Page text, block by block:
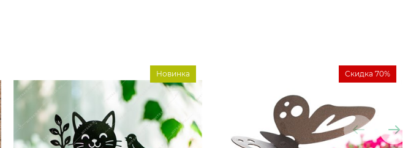
Новинка Скидка 70%